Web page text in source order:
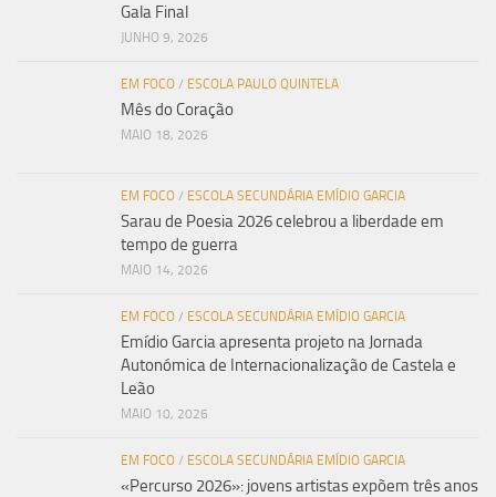
Gala Final
JUNHO 9, 2026
EM FOCO / ESCOLA PAULO QUINTELA
Mês do Coração
MAIO 18, 2026
EM FOCO / ESCOLA SECUNDÁRIA EMÍDIO GARCIA
Sarau de Poesia 2026 celebrou a liberdade em
tempo de guerra
MAIO 14, 2026
EM FOCO / ESCOLA SECUNDÁRIA EMÍDIO GARCIA
Emídio Garcia apresenta projeto na Jornada
Autonómica de Internacionalização de Castela e
Leão
MAIO 10, 2026
EM FOCO / ESCOLA SECUNDÁRIA EMÍDIO GARCIA
«Percurso 2026»: jovens artistas expõem três anos